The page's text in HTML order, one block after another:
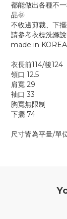
都能做出各種不
品🌞
不收邊剪裁、下
請參考衣標洗滌
made in KOREA
衣長前114/後124
領口 12.5
肩寬 29
袖口 33
胸寬無限制
下擺 74
尺寸皆為平量/單